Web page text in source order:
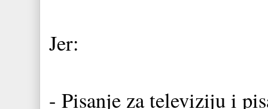
Jer:
- Pisanje za televiziju i